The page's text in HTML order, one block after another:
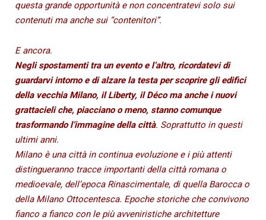
questa grande opportunità e non concentratevi solo sui
contenuti ma anche sui “contenitori”.
E ancora.
Negli spostamenti tra un evento e l’altro, ricordatevi di
guardarvi intorno e di alzare la testa per scoprire gli edifici
della vecchia Milano, il Liberty, il Déco ma anche i nuovi
grattacieli che, piacciano o meno, stanno comunque
trasformando l’immagine della città. Soprattutto in questi
ultimi anni.
Milano è una città in continua evoluzione e i più attenti
distingueranno tracce importanti della città romana o
medioevale, dell’epoca Rinascimentale, di quella Barocca o
della Milano Ottocentesca. Epoche storiche che convivono
fianco a fianco con le più avveniristiche architetture